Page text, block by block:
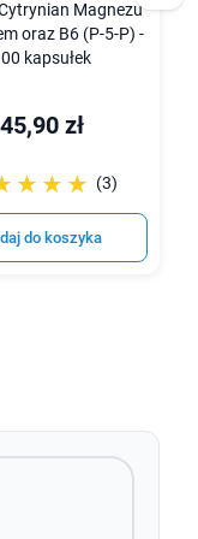
Magnezu
oraz B6 (P-5-P) -
kapsułek
45,90 zł
(3)
do koszyka